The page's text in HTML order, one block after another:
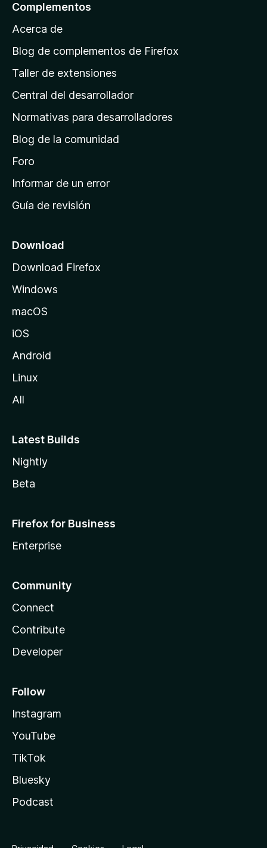
p
á
n
a
e
i
n
c
o
e
M
i
l
Complementos
Acerca de
Blog de complementos de Firefox
Taller de extensiones
Central del desarrollador
Normativas para desarrolladores
Blog de la comunidad
Foro
Informar de un error
Guía de revisión
Download
Download Firefox
Windows
macOS
iOS
Android
Linux
All
Latest Builds
Nightly
Beta
Firefox for Business
Enterprise
Community
Connect
Contribute
Developer
Follow
Instagram
YouTube
TikTok
Bluesky
Podcast